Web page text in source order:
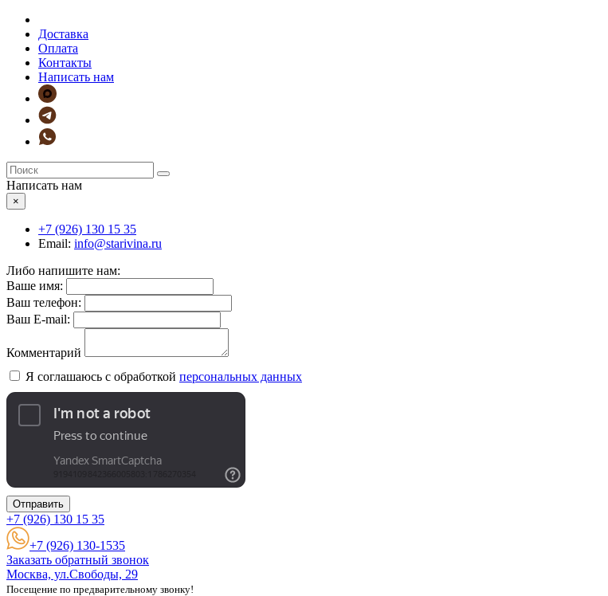
Доставка
Оплата
Контакты
Написать нам
Написать нам
×
+7 (926) 130 15 35
Email: info@starivina.ru
Либо напишите нам:
Ваше имя:
Ваш телефон:
Ваш E-mail:
Комментарий
Я соглашаюсь с обработкой персональных данных
Отправить
+7 (926) 130 15 35
+7 (926) 130-1535
Заказать обратный звонок
Москва, ул.Свободы, 29
Посещение по предварительному звонку!